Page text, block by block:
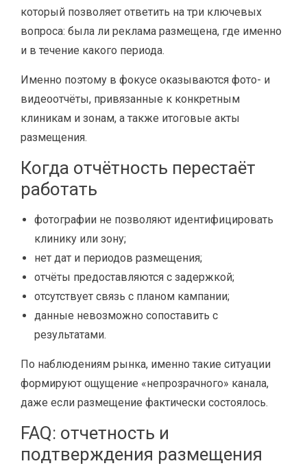
который позволяет ответить на три ключевых
вопроса: была ли реклама размещена, где именно
и в течение какого периода.
Именно поэтому в фокусе оказываются фото- и
видеоотчёты, привязанные к конкретным
клиникам и зонам, а также итоговые акты
размещения.
Когда отчётность перестаёт
работать
фотографии не позволяют идентифицировать
клинику или зону;
нет дат и периодов размещения;
отчёты предоставляются с задержкой;
отсутствует связь с планом кампании;
данные невозможно сопоставить с
результатами.
По наблюдениям рынка, именно такие ситуации
формируют ощущение «непрозрачного» канала,
даже если размещение фактически состоялось.
FAQ: отчетность и
подтверждения размещения